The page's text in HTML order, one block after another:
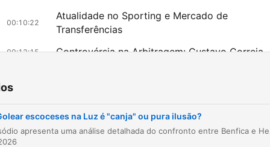
00:10:22
Atualidade no Sporting e Mercado de
Transferências
00:12:15 Controvérsia na Arbitragem: Gustavo Correia
00:15:58 Volta a Portugal e Ciclismo
00:16:50 Política na FIFA
escoceses na Luz é "canja" ou pura ilusão?